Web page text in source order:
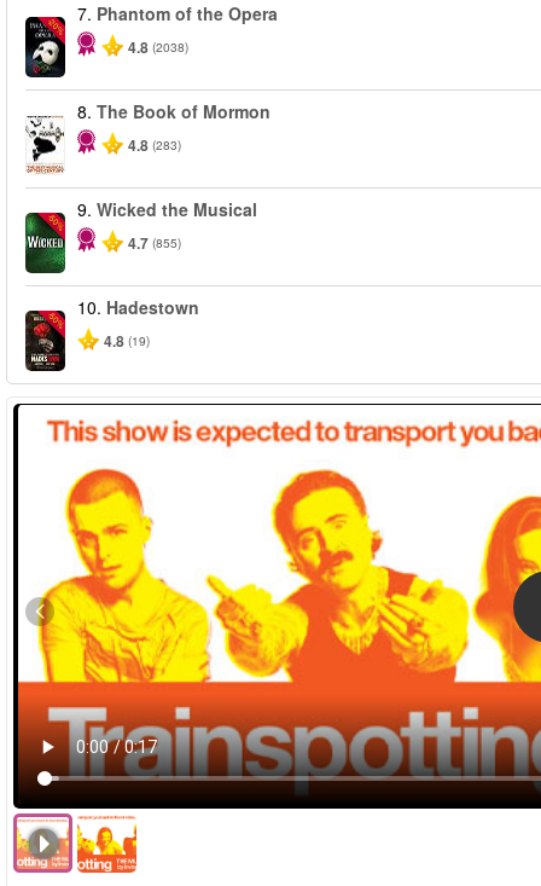
-20%
7. Phantom of the Opera
4.8 (2038)
8. The Book of Mormon
4.8 (283)
-50%
9. Wicked the Musical
4.7 (855)
-50%
10. Hadestown
4.8 (19)